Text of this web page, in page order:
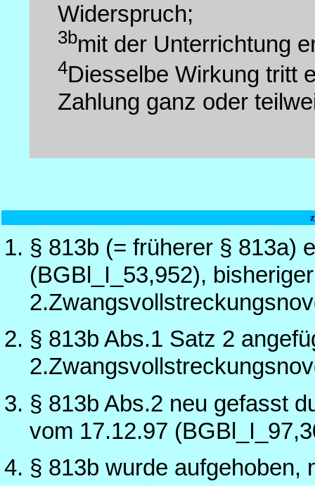
Widerspruch;
3bmit der Unterrichtung
4Diesselbe Wirkung tritt
Zahlung ganz oder
§ 813b (= früherer § 813a)
(BGBl_I_53,952),
§ 813b Abs.1 Satz 2
§ 813b Abs.2 neu gefasst
vom 17.12.97
§ 813b wurde aufgehoben,